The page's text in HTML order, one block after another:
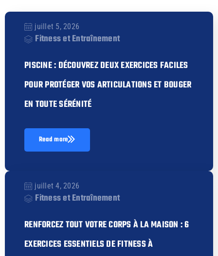
juillet 5, 2026
Fitness et Entraînement
PISCINE : DÉCOUVREZ DEUX EXERCICES FACILES
POUR PROTÉGER VOS ARTICULATIONS ET BOUGER
EN TOUTE SÉRÉNITÉ
Read more
juillet 4, 2026
Fitness et Entraînement
RENFORCEZ TOUT VOTRE CORPS À LA MAISON : 6
EXERCICES ESSENTIELS DE FITNESS À